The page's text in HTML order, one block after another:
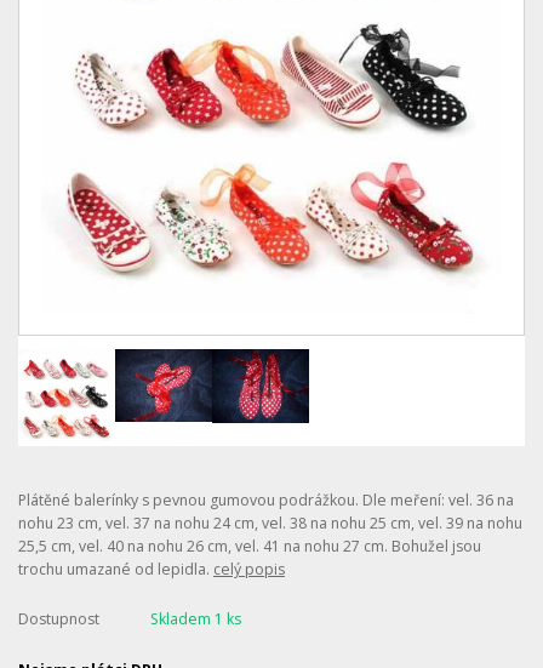
Plátěné balerínky s pevnou gumovou podrážkou. Dle meření: vel. 36 na
nohu 23 cm, vel. 37 na nohu 24 cm, vel. 38 na nohu 25 cm, vel. 39 na nohu
25,5 cm, vel. 40 na nohu 26 cm, vel. 41 na nohu 27 cm. Bohužel jsou
trochu umazané od lepidla. celý popis
Dostupnost Skladem 1 ks